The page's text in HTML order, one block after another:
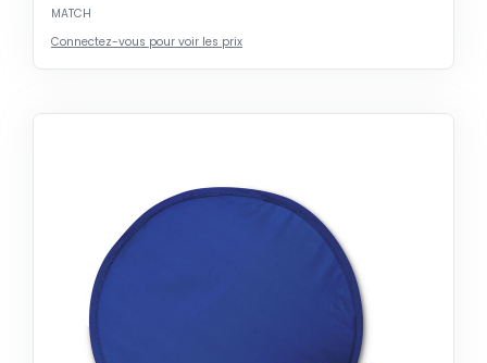
MATCH
Connectez-vous pour voir les prix